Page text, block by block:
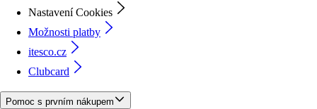
Nastavení Cookies
Možnosti platby
itesco.cz
Clubcard
Pomoc s prvním nákupem